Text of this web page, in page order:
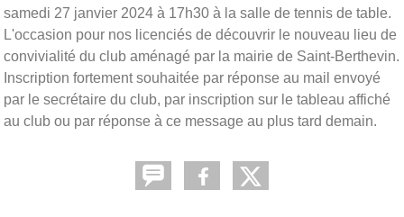
samedi 27 janvier 2024 à 17h30 à la salle de tennis de table.
L'occasion pour nos licenciés de découvrir le nouveau lieu de
convivialité du club aménagé par la mairie de Saint-Berthevin.
Inscription fortement souhaitée par réponse au mail envoyé
par le secrétaire du club, par inscription sur le tableau affiché
au club ou par réponse à ce message au plus tard demain.